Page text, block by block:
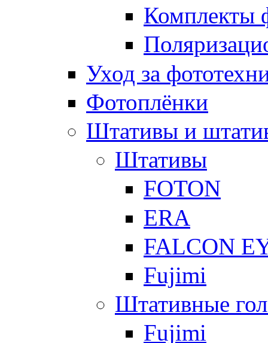
Комплекты
Уход за
Фотоплёнки
Штативы и
Штативы
FOTON
ERA
FALCON
Fujimi
Штативные
Fujimi